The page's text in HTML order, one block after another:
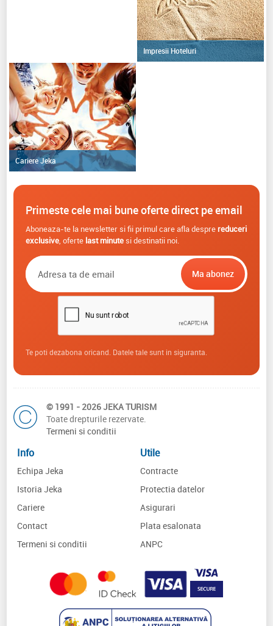
Impresii Hoteluri
Cariere Jeka
Primeste cele mai bune oferte direct pe email
Aboneaza-te la newsletter si fii primul care afla despre reduceri
exclusive, oferte last minutesi destinatii noi.
Te poti dezabona oricand. Datele tale sunt in siguranta.
© 1991 - 2026 JEKA TURISM
Toate drepturile rezervate.
Termeni si conditii
Info
Echipa Jeka
Istoria Jeka
Cariere
Contact
Termeni si conditii
Utile
Contracte
Protectia datelor
Asigurari
Plata esalonata
ANPC